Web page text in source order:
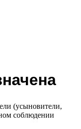
(усыновители,
соблюдении